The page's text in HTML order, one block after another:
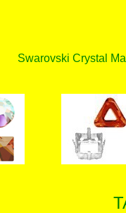
Swarovski Crystal